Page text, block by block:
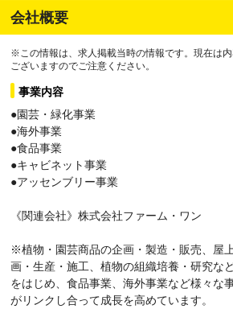
会社概要
※この情報は、求人掲載当時の情報です。現在は
ございますのでご注意ください。
事業内容
●園芸・緑化事業
●海外事業
●食品事業
●キャビネット事業
●アッセンブリー事業
《関連会社》株式会社ファーム・ワン
※植物・園芸商品の企画・製造・販売、屋
画・生産・施工、植物の組織培養・研究な
をはじめ、食品事業、海外事業など様々な
がリンクし合って成長を高めています。